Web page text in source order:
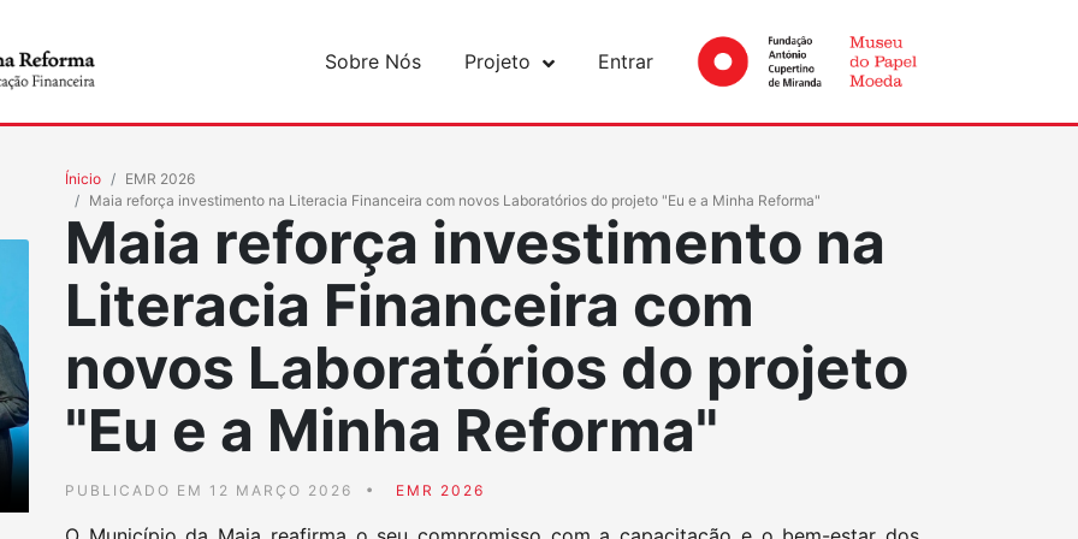
Sobre Nós Projeto Entrar
Ínicio
EMR 2026
Maia reforça investimento na Literacia Financeira com novos Laboratórios do projeto "Eu e a Minha Reforma"
Maia reforça investimento na
Literacia Financeira com
novos Laboratórios do projeto
"Eu e a Minha Reforma"
PUBLICADO EM 12 MARÇO 2026 EMR 2026